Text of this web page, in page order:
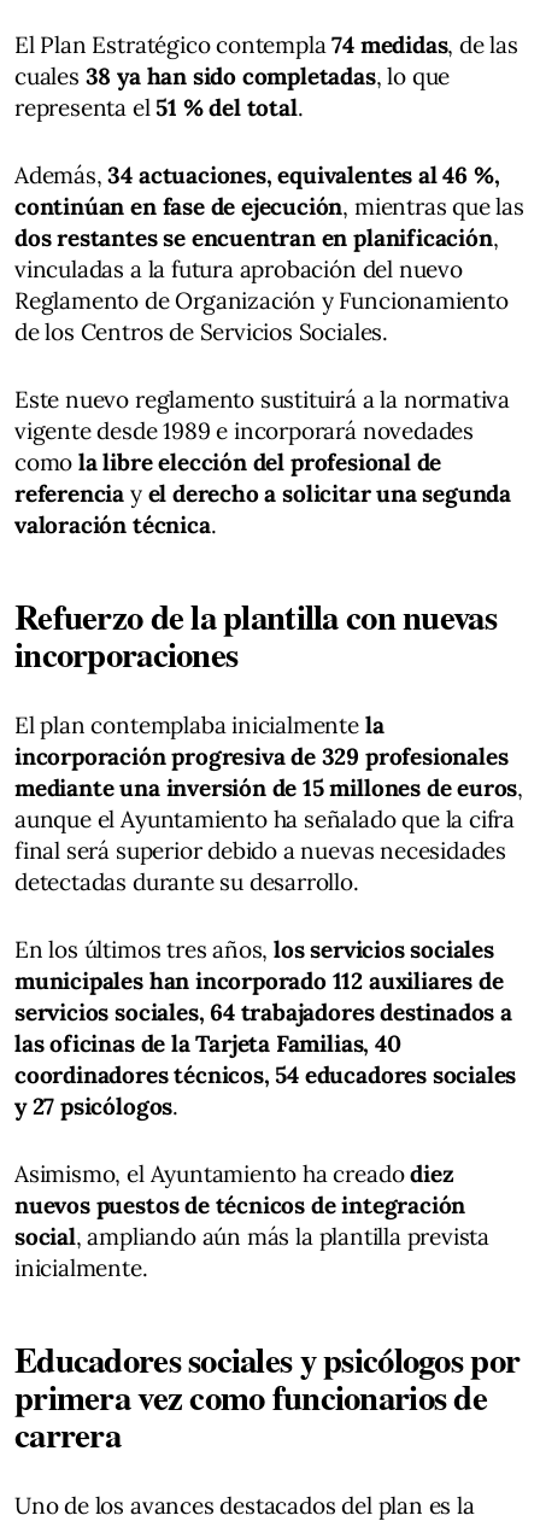
El Plan Estratégico contempla74 medidas, de las
cuales 38 ya han sido completadas, lo que
representa el51 % del total.
Además,34 actuaciones, equivalentes al 46 %,
continúan en fase de ejecución, mientras que las
dos restantes se encuentran en planificación,
vinculadas a la futura aprobación del nuevo
Reglamento de Organización y Funcionamiento
de los Centros de Servicios Sociales.
Este nuevo reglamento sustituirá a la normativa
vigente desde 1989 e incorporará novedades
comola libre elección del profesional de
referencia y el derecho a solicitar una segunda
valoración técnica.
Refuerzo de la plantilla con nuevas
incorporaciones
El plan contemplaba inicialmente la
incorporación progresiva de 329 profesionales
mediante una inversión de 15 millones de euros,
aunque el Ayuntamiento ha señalado que la cifra
final será superior debido a nuevas necesidades
detectadas durante su desarrollo.
En los últimos tres años,los servicios sociales
municipales han incorporado 112 auxiliares de
servicios sociales, 64 trabajadores destinados a
las oficinas de la Tarjeta Familias, 40
coordinadores técnicos, 54 educadores sociales
y 27 psicólogos.
Asimismo, el Ayuntamiento ha creadodiez
nuevos puestos de técnicos de integración
social, ampliando aún más la plantilla prevista
inicialmente.
Educadores sociales y psicólogos por
primera vez como funcionarios de
carrera
Uno de los avances destacados del plan es la